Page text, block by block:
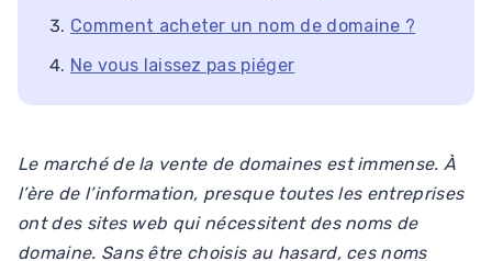
Comment acheter un nom de domaine ?
Ne vous laissez pas piéger
Le marché de la vente de domaines est immense. À
l’ère de l’information, presque toutes les entreprises
ont des sites web qui nécessitent des noms de
domaine. Sans être choisis au hasard, ces noms